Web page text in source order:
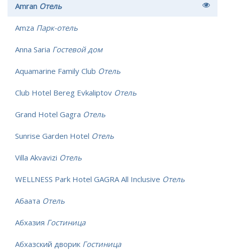
Amran Отель
Amza Парк-отель
Anna Saria Гостевой дом
Aquamarine Family Club Отель
Club Hotel Bereg Evkaliptov Отель
Grand Hotel Gagra Отель
Sunrise Garden Hotel Отель
Villa Akvavizi Отель
WELLNESS Park Hotel GAGRA All Inclusive Отель
Абаата Отель
Абхазия Гостиница
Абхазский дворик Гостиница